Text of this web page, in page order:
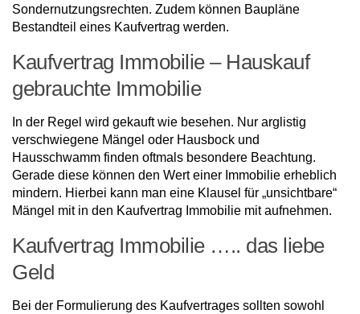
Sondernutzungsrechten. Zudem können Baupläne
Bestandteil eines Kaufvertrag werden.
Kaufvertrag Immobilie – Hauskauf
gebrauchte Immobilie
In der Regel wird gekauft wie besehen. Nur arglistig
verschwiegene Mängel oder Hausbock und
Hausschwamm finden oftmals besondere Beachtung.
Gerade diese können den Wert einer Immobilie erheblich
mindern. Hierbei kann man eine Klausel für „unsichtbare“
Mängel mit in den Kaufvertrag Immobilie mit aufnehmen.
Kaufvertrag Immobilie ….. das liebe
Geld
Bei der Formulierung des Kaufvertrages sollten sowohl